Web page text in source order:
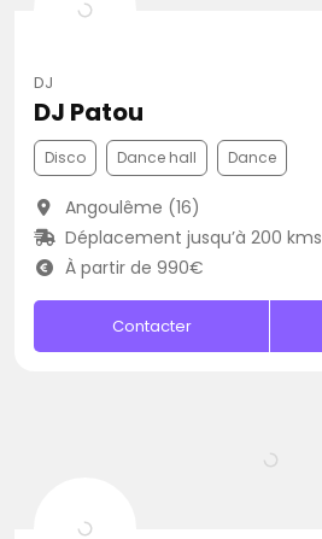
DJ
DJ Patou
Disco Dance hall Dance
Angoulême (16)
Déplacement jusqu’à 200 kms
À partir de 990€
Contacter